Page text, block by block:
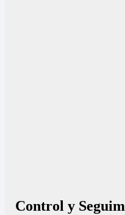
Control y